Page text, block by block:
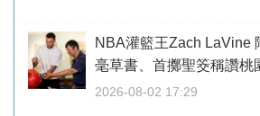
NBA灌籃王Zach
毫草書、首擲聖筊稱讚桃
2026-08-02 17:29